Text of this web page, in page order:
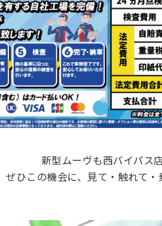
新型ムーヴも西バイパス
ぜひこの機会に、見て・触れて